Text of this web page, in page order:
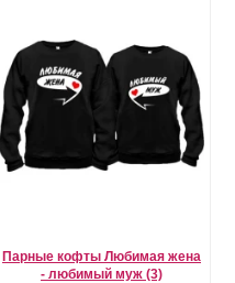
Парные кофты Любимая жена
- любимый муж (3)